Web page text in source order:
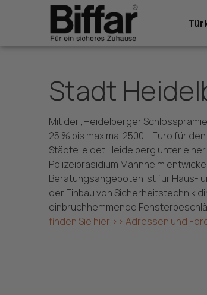
Stadt
Mit der ‚Heidelberger
25 % bis maximal 2500,- Euro für
Städte leidet Heidelberg unter
Polizeipräsidium Mannheim
Beratungsangeboten ist für Haus-
der Einbau von Sicherheitstechnik
einbruchhemmende
finden Sie hier >> Adressen und